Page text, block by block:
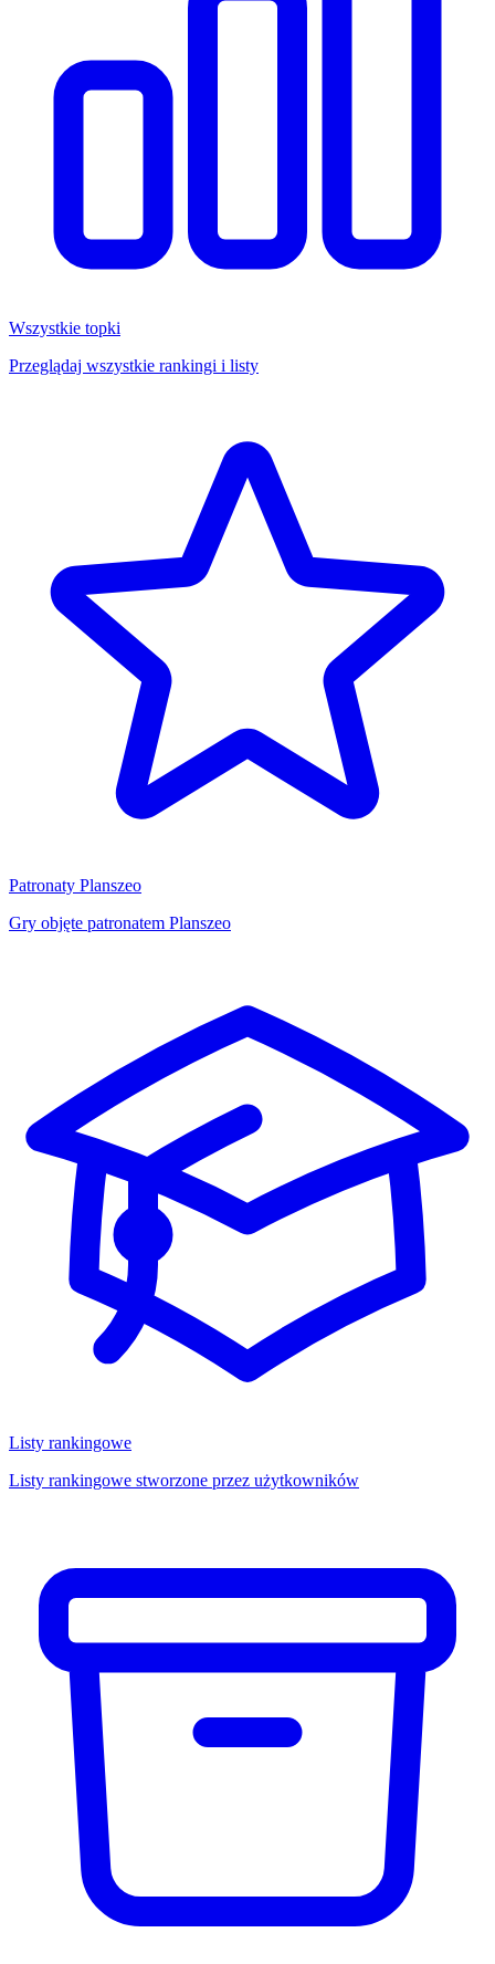
Wszystkie topki
Przeglądaj wszystkie rankingi i listy
Patronaty Planszeo
Gry objęte patronatem Planszeo
Listy rankingowe
Listy rankingowe stworzone przez użytkowników